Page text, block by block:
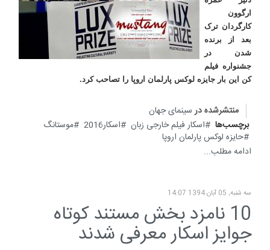
ارگوون
کارگردان ترک
بعد از برنده
شدن در
جشنواره فیلم
کن این بار جایزه لوکس پارلمان اروپا را تصاحب کرد.
منتشرشده در سینمای جهان
برچسب‌ها
اسکار فیلم خارجی زبان اسکار2016
موستانگ
حایزه لوکس پارلمان اروپا
ادامه مطلب...
سه شنبه, 05 آبان 1394 14:07
10 نامزد بخش مستند کوتاه
جوایز اسکار معرفی شدند